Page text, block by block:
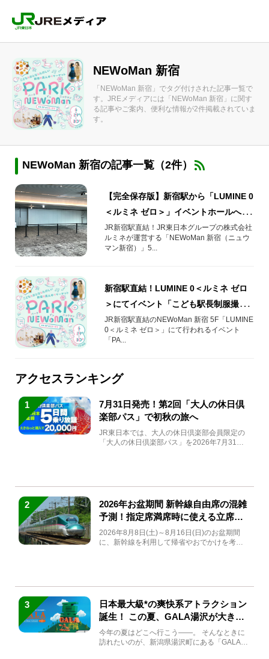
NEWoMan 新宿
「NEWoMan 新宿」でタグ付けされた記事一覧で
す。JREメディアには「NEWoMan 新宿」に関す
る記事やご案内、便利な情報が2件掲載されていま
す。
NEWoMan 新宿の記事一覧（2件）
【完全保存版】新宿駅から「LUMINE 0
＜ルミネ ゼロ＞」イベントホールへの
最短ルート！
JR新宿駅直結！JR東日本グループの株式会社
ルミネが運営する「NEWoMan 新宿（ニュウ
マン新宿）」5...
新宿駅直結！LUMINE 0＜ルミネ ゼロ
＞にてイベント「こども駅長制服撮影
会」開催！（2024年6月）
JR新宿駅直結のNEWoMan 新宿 5F「LUMINE
0＜ルミネ ゼロ＞」にて行われるイベント
「PA...
アクセスランキング
1
7月31日発売！第2回「大人の休日倶
楽部パス」で初秋の旅へ
JR東日本では、大人の休日倶楽部会員限定の
「大人の休日倶楽部パス」を2026年7月31日
2
2026年お盆期間 新幹線自由席の混雑
予測！指定席満席時に使える立席特
急券も解説
2026年8月8日(土)～8月16日(日)のお盆期間
に、新幹線を利用して帰省やおでかけを考え
3
日本最大級*の爽快系アトラクション
誕生！ この夏、GALA湯沢が大きく
生まれ変わる
今年の夏はどこへ行こう――。 そんなときに
訪れたいのが、新潟県湯沢町にある「GALA湯